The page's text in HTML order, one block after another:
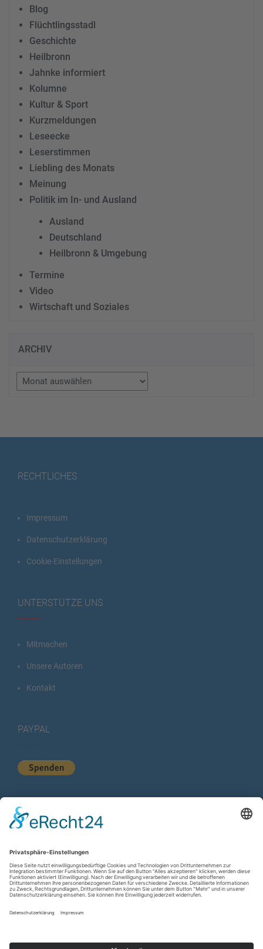
Blog
Flüchtlingsstadl
Geschichte
Heilbronn
Jahnke informiert
Kolumne
Kultur & Sport
Kurzmeldungen
Leseecke
Leserstimmen
Liebling des Monats
Meinung
Politik im In- und Ausland
Ausland
Deutschland
Heilbronn & Umgebung
Termine
Video
Wirtschaft und Soziales
ARCHIV
Archiv
RECHTLICHES
Impressum
Datenschutzerklärung
Cookie-Einstellungen
UNTERSTÜTZE UNS
Mitmachen
Unsere Autoren
Kontakt
PAYPAL
KURZSTATISTIK
Total Views:614.313
Besucher gesamt:224.615
Gesamt Beiträge:1.222